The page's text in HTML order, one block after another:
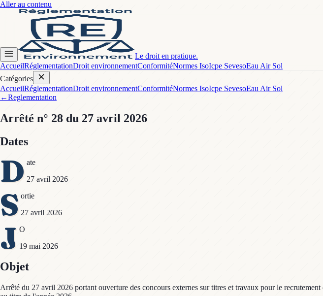
Aller au contenu
Le droit en pratique.
AccueilRéglementationDroit environnementConformitéNormes IsoIcpe SevesoEau Air Sol
Catégories
AccueilRéglementationDroit environnementConformitéNormes IsoIcpe SevesoEau Air Sol
←Reglementation
Arrêté n° 28 du 27 avril 2026
Dates
D ate
27 avril 2026
S ortie
27 avril 2026
J O
19 mai 2026
Objet
Arrêté du 27 avril 2026 portant ouverture des concours externes sur titres et travaux pour le